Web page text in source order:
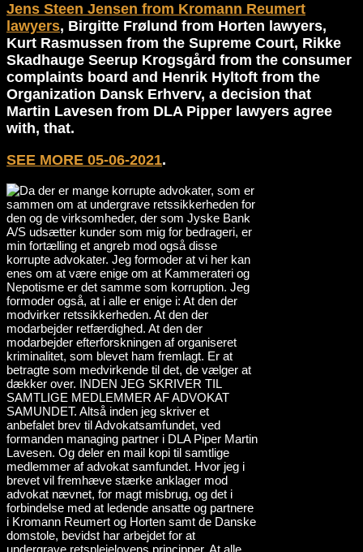
Jens Steen Jensen from Kromann Reumert
lawyers, Birgitte Frølund from Horten lawyers,
Kurt Rasmussen from the Supreme Court, Rikke
Skadhauge Seerup Krogsgård from the consumer
complaints board and Henrik Hyltoft from the
Organization Dansk Erhverv, a decision that
Martin Lavesen from DLA Pipper lawyers agree
with, that.
SEE MORE 05-06-2021.